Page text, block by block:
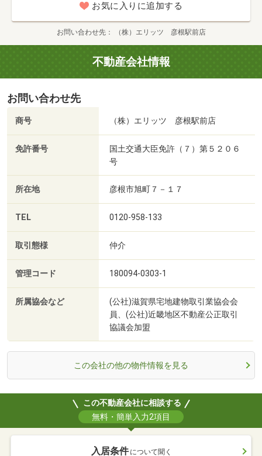
お気に入りに追加する
お問い合わせ先 （株）エリッツ 彦根駅前店
不動産会社情報
お問い合わせ先
商号 （株）エリッツ 彦根駅前店
免許番号
国土交通大臣免許（７）第５２０６
号
所在地 彦根市旭町７－１７
TEL 0120-958-133
取引態様 仲介
管理コード 180094-0303-1
所属協会など
(公社)滋賀県宅地建物取引業協会会
員、(公社)近畿地区不動産公正取引
協議会加盟
この会社の他の物件情報を見る
この不動産会社に相談する
無料・簡単入力2項目
入居条件 について聞く